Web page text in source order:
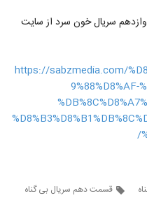
سریال خون سرد از سایت
https://sabzmedia.com/
9%88%D8%AF-
قسمت دهم سریال بی گناه